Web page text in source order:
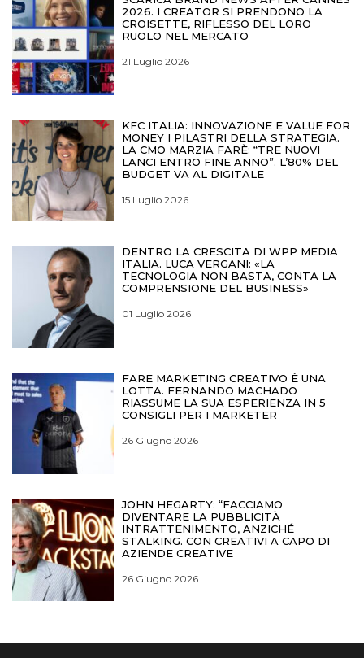
2026. I CREATOR SI PRENDONO LA
CROISETTE, RIFLESSO DEL LORO
RUOLO NEL MERCATO
21 Luglio 2026
KFC ITALIA: INNOVAZIONE E VALUE FOR
MONEY I PILASTRI DELLA STRATEGIA.
LA CMO MARZIA FARÈ: “TRE NUOVI
LANCI ENTRO FINE ANNO”. L’80% DEL
BUDGET VA AL DIGITALE
15 Luglio 2026
DENTRO LA CRESCITA DI WPP MEDIA
ITALIA. LUCA VERGANI: «LA
TECNOLOGIA NON BASTA, CONTA LA
COMPRENSIONE DEL BUSINESS»
01 Luglio 2026
FARE MARKETING CREATIVO È UNA
LOTTA. FERNANDO MACHADO
RIASSUME LA SUA ESPERIENZA IN 5
CONSIGLI PER I MARKETER
26 Giugno 2026
JOHN HEGARTY: “FACCIAMO
DIVENTARE LA PUBBLICITÀ
INTRATTENIMENTO, ANZICHÉ
STALKING. CON CREATIVI A CAPO DI
AZIENDE CREATIVE
26 Giugno 2026